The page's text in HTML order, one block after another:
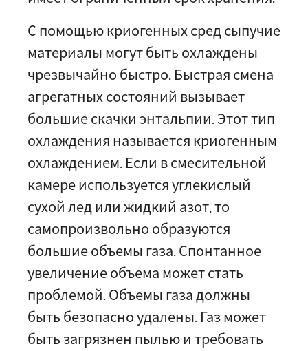
С помощью криогенных сред сыпучие
материалы могут быть охлаждены
чрезвычайно быстро. Быстрая смена
агрегатных состояний вызывает
большие скачки энтальпии. Этот тип
охлаждения называется криогенным
охлаждением. Если в смесительной
камере используется углекислый
сухой лед или жидкий азот, то
самопроизвольно образуются
большие объемы газа. Спонтанное
увеличение объема может стать
проблемой. Объемы газа должны
быть безопасно удалены. Газ может
быть загрязнен пылью и требовать